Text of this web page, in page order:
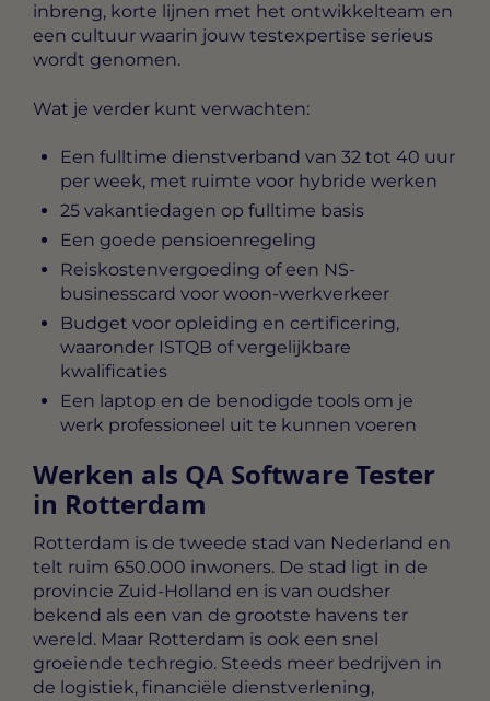
inbreng, korte lijnen met het ontwikkelteam en
een cultuur waarin jouw testexpertise serieus
wordt genomen.
Wat je verder kunt verwachten:
Een fulltime dienstverband van 32 tot 40 uur
per week, met ruimte voor hybride werken
25 vakantiedagen op fulltime basis
Een goede pensioenregeling
Reiskostenvergoeding of een NS-
businesscard voor woon-werkverkeer
Budget voor opleiding en certificering,
waaronder ISTQB of vergelijkbare
kwalificaties
Een laptop en de benodigde tools om je
werk professioneel uit te kunnen voeren
Werken als QA Software Tester
in Rotterdam
Rotterdam is de tweede stad van Nederland en
telt ruim 650.000 inwoners. De stad ligt in de
provincie Zuid-Holland en is van oudsher
bekend als een van de grootste havens ter
wereld. Maar Rotterdam is ook een snel
groeiende techregio. Steeds meer bedrijven in
de logistiek, financiële dienstverlening,